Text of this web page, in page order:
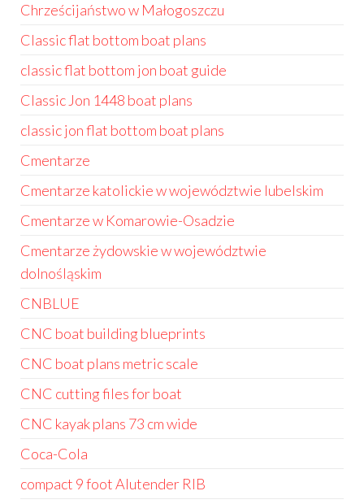
Chrześcijaństwo w Małogoszczu
Classic flat bottom boat plans
classic flat bottom jon boat guide
Classic Jon 1448 boat plans
classic jon flat bottom boat plans
Cmentarze
Cmentarze katolickie w województwie lubelskim
Cmentarze w Komarowie-Osadzie
Cmentarze żydowskie w województwie
dolnośląskim
CNBLUE
CNC boat building blueprints
CNC boat plans metric scale
CNC cutting files for boat
CNC kayak plans 73 cm wide
Coca-Cola
compact 9 foot Alutender RIB